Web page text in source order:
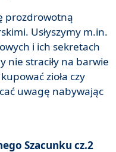
prozdrowotną
Usłyszymy m.in.
i ich sekretach
nie straciły na barwie
zioła czy
uwagę nabywając
Szacunku cz.2